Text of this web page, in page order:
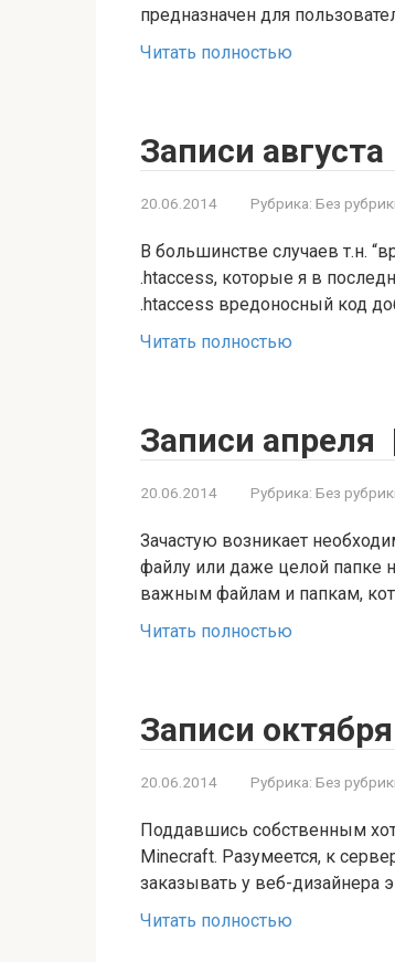
предназначен для
Читать полностью
Записи
20.06.2014 Рубрика: Без
В большинстве случаев т.н.
.htaccess, которые я в
.htaccess вредоносный код
Читать полностью
Записи апреля
20.06.2014 Рубрика: Без
Зачастую возникает
файлу или даже целой папке
важным файлам и папкам,
Читать полностью
Записи
20.06.2014 Рубрика: Без
Поддавшись собственным
Minecraft. Разумеется, к
заказывать у веб-дизайнера
Читать полностью